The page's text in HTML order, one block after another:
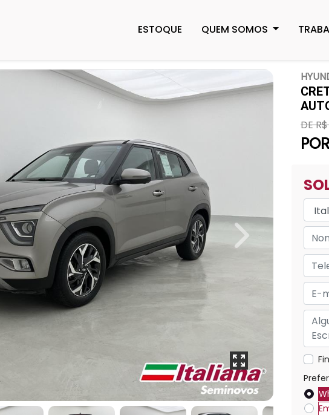
ESTOQUE QUEM SOMOS
DE
Next